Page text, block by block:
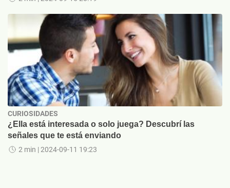
CURIOSIDADES
¿Ella está interesada o solo juega? Descubrí las
señales que te está enviando
2 min | 2024-09-11 19:23